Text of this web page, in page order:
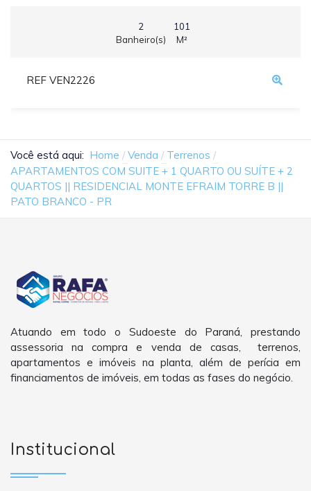
2
Banheiro(s)
101
M²
REF VEN2226
Você está aqui: Home Venda
Terrenos
APARTAMENTOS COM SUITE + 1 QUARTO OU SUÍTE + 2
QUARTOS || RESIDENCIAL MONTE EFRAIM TORRE B ||
PATO BRANCO - PR
Atuando em todo o Sudoeste do Paraná, prestando
assessoria na compra e venda de casas, terrenos,
apartamentos e imóveis na planta, além de perícia em
financiamentos de imóveis, em todas as fases do negócio.
Institucional